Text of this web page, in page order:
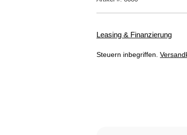
Leasing & Finanzierung
Steuern inbegriffen.